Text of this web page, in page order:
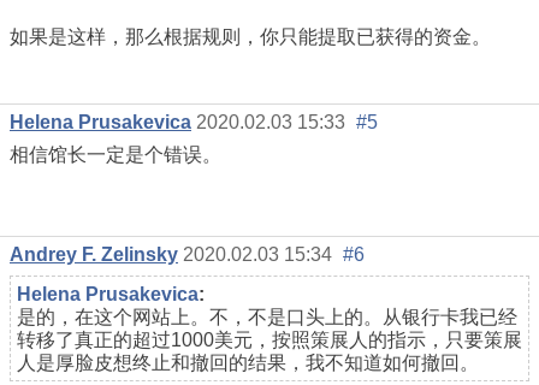
如果是这样，那么根据规则，你只能提取已获得的资金。
Helena Prusakevica 2020.02.03 15:33 #5
相信馆长一定是个错误。
Andrey F. Zelinsky 2020.02.03 15:34 #6
Helena Prusakevica:
是的，在这个网站上。不，不是口头上的。从银行卡我已经
转移了真正的超过1000美元，按照策展人的指示，只要策展
人是厚脸皮想终止和撤回的结果，我不知道如何撤回。